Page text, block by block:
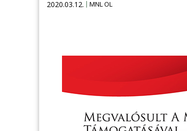
2020.03.12.
MNL OL